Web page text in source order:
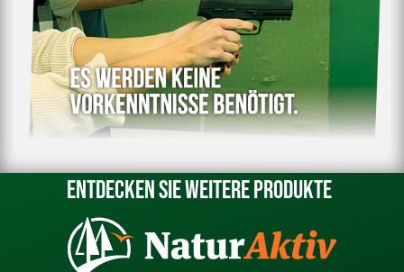
Entdecken Sie weitere Produkte